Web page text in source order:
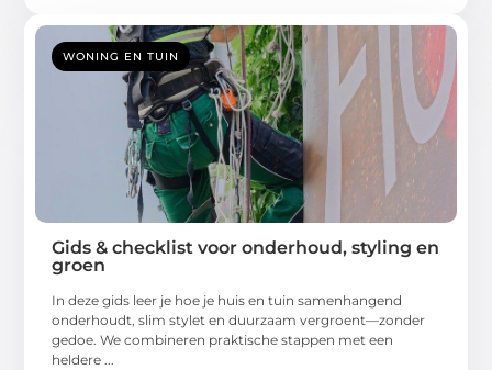
WONING EN TUIN
Gids & checklist voor onderhoud, styling en
groen
In deze gids leer je hoe je huis en tuin samenhangend
onderhoudt, slim stylet en duurzaam vergroent—zonder
gedoe. We combineren praktische stappen met een
heldere ...